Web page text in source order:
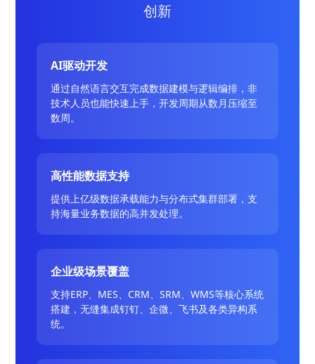
创新
AI驱动开发
通过自然语言交互完成数据建模与逻辑编排，非
技术人员也能快速上手，开发周期从数月压缩至
数周。
高性能数据支持
提供上亿级数据承载能力与分布式集群部署，支
持海量业务数据的高并发处理。
企业级场景覆盖
支持ERP、MES、CRM、SRM、WMS等核心系统
搭建，无缝集成钉钉、企微、飞书及各类异构系
统。